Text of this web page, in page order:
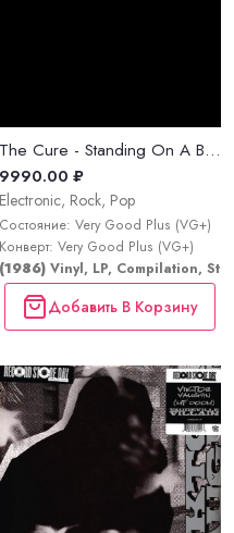
The Cure - Standing On A Beach • The Singles
9990.00 ₽
Electronic, Rock, Pop
Состояние: Very Good Plus (VG+)
Конверт: Very Good Plus (VG+)
(1986) Vinyl, LP, Compilation,
Добавить В Корзину